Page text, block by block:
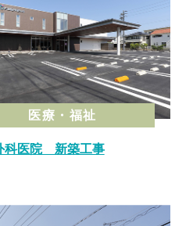
医療・福祉
科医院 新築工事